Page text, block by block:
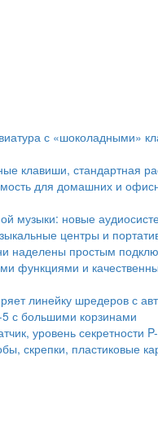
с «шоколадными»
клавиши, стандартная
для домашних и
музыки: новые
центры и
наделены простым
функциями и
линейку шредеров с
с большими корзинами
уровень секретности
скрепки, пластиковые